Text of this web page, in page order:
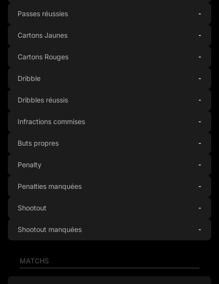
MATCHS
Passes réussies -
Cartons Jaunes -
Cartons Rouges -
Dribble -
Dribbles réussis -
Infractions commises -
Buts propres -
Penalty -
Penalties manquées -
Shootout -
Shootout manquées -